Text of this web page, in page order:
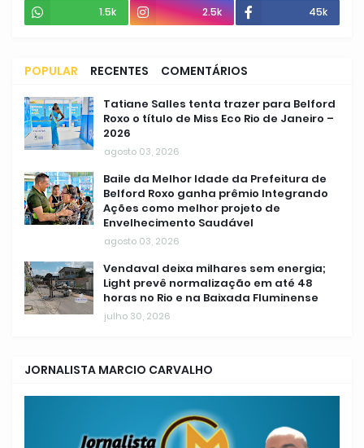
1.5k 2.5k 45k
POPULAR RECENTES COMENTÁRIOS
Tatiane Salles tenta trazer para Belford
Roxo o título de Miss Eco Rio de Janeiro –
2026
agosto 03, 2026
Baile da Melhor Idade da Prefeitura de
Belford Roxo ganha prêmio Integrando
Ações como melhor projeto de
Envelhecimento Saudável
agosto 03, 2026
Vendaval deixa milhares sem energia;
Light prevê normalização em até 48
horas no Rio e na Baixada Fluminense
julho 30, 2026
JORNALISTA MARCIO CARVALHO